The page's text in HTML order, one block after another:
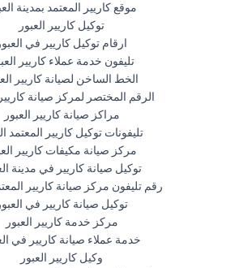
موقع كاريير المعتمد بمدينة
توكيل كاريير العبور
ارقام توكيل كاريير في العبور
تليفون خدمة عملاء كاريير
الخط الساخن لصيانة كاريير
الرقم المختصر لمركز صيانة كاريير
مراكز صيانة كاريير العبور
تليفونات توكيل كاريير المعتمد
مركز صيانة مكيفات كاريير
توكيل صيانة كاريير في مدينة
رقم تليفون مركز صيانة كاريير
توكيل صيانة كاريير في العبور
مركز خدمة كاريير العبور
خدمة عملاء صيانة كاريير في
وكيل كاريير العبور